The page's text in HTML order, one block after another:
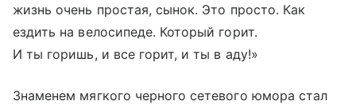
жизнь очень простая, сынок. Это просто. Как
ездить на велосипеде. Который горит.
И ты горишь, и все горит, и ты в аду!»
Знаменем мягкого черного сетевого юмора стал